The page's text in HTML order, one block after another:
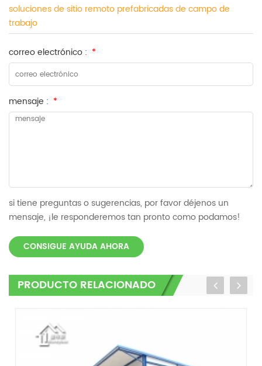
soluciones de sitio remoto prefabricadas de campo de
trabajo
correo electrónico : *
mensaje : *
si tiene preguntas o sugerencias, por favor déjenos un
mensaje, ¡le responderemos tan pronto como podamos!
CONSIGUE AYUDA AHORA
PRODUCTO RELACIONADO